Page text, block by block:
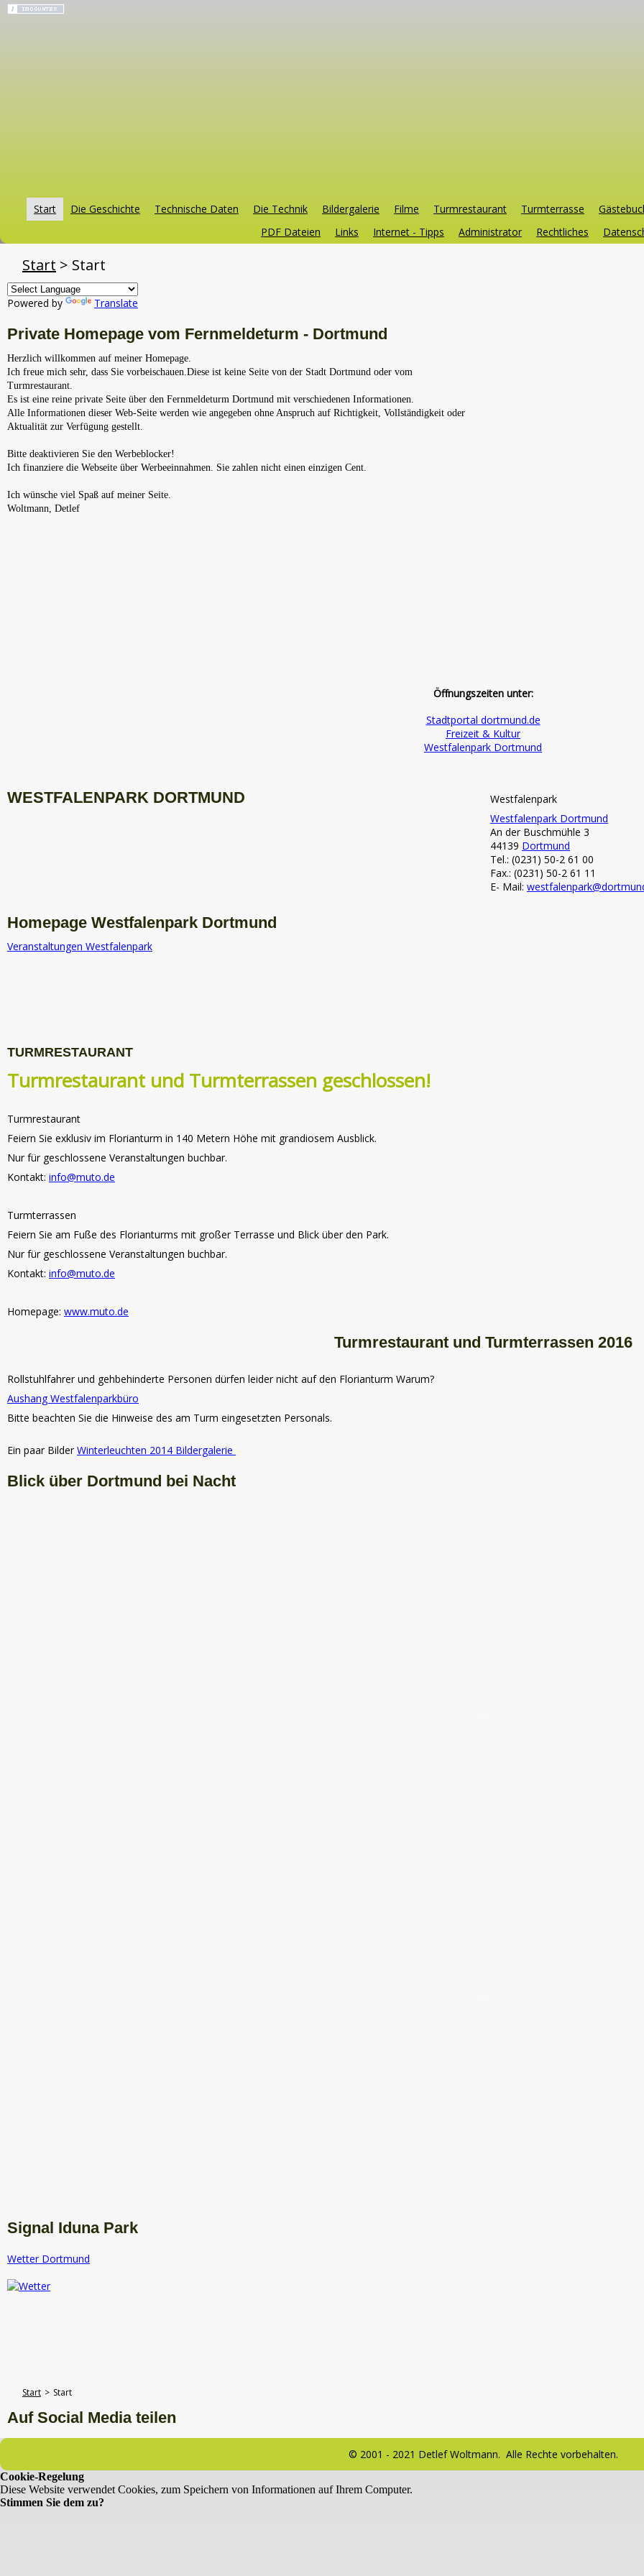
Start Die Geschichte Technische Daten Die Technik Bildergalerie Filme Turmrestaurant Turmterrasse
PDF Dateien
Links Internet - Tipps Administrator Rechtliches
Start > Start
Powered by Translate
Private Homepage vom Fernmeldeturm - Dortmund
Herzlich willkommen auf meiner Homepage.
Ich freue mich sehr, dass Sie vorbeischauen.Diese ist keine Seite von der Stadt Dortmund oder vom
Turmrestaurant.
Es ist eine reine private Seite über den Fernmeldeturm Dortmund mit verschiedenen Informationen.
Alle Informationen dieser Web-Seite werden wie angegeben ohne Anspruch auf Richtigkeit, Vollständigkeit oder
Aktualität zur Verfügung gestellt.
Bitte deaktivieren Sie den Werbeblocker!
Ich finanziere die Webseite über Werbeeinnahmen. Sie zahlen nicht einen einzigen Cent.
Ich wünsche viel Spaß auf meiner Seite.
Woltmann, Detlef
Öffnungszeiten unter:
Stadtportal dortmund.de
Freizeit & Kultur
Westfalenpark Dortmund
WESTFALENPARK DORTMUND
Westfalenpark
Westfalenpark Dortmund
An der Buschmühle 3
44139 Dortmund
Tel.: (0231) 50-2 61 00
Fax.: (0231) 50-2 61 11
E- Mail:
Homepage Westfalenpark Dortmund
Veranstaltungen Westfalenpark
TURMRESTAURANT
Turmrestaurant und Turmterrassen geschlossen!
Turmrestaurant
Feiern Sie exklusiv im Florianturm in 140 Metern Höhe mit grandiosem Ausblick.
Nur für geschlossene Veranstaltungen buchbar.
Kontakt: info@muto.de
Turmterrassen
Feiern Sie am Fuße des Florianturms mit großer Terrasse und Blick über den Park.
Nur für geschlossene Veranstaltungen buchbar.
Kontakt: info@muto.de
Homepage: www.muto.de
Turmrestaurant und Turmterrassen 2016
Rollstuhlfahrer und gehbehinderte Personen dürfen leider nicht auf den Florianturm Warum?
Aushang Westfalenparkbüro
Bitte beachten Sie die Hinweise des am Turm eingesetzten Personals.
Ein paar BilderWinterleuchten 2014 Bildergalerie
Blick über Dortmund bei Nacht
Signal Iduna Park
Wetter Dortmund
Start > Start
Auf Social Media teilen
© 2001 - 2021 Detlef Woltmann. Alle Rechte vorbehalten.
Cookie-Regelung
Diese Website verwendet Cookies, zum Speichern von Informationen auf Ihrem Computer.
Stimmen Sie dem zu?